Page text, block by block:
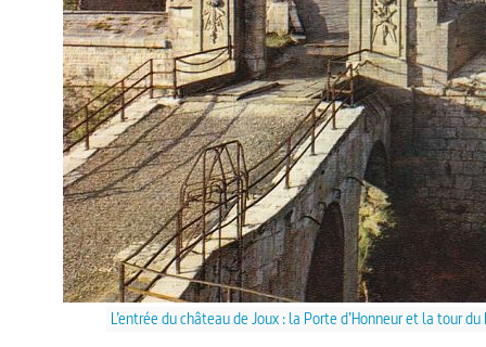
L’entrée du château de Joux : la Porte d’Honneur et la tour du